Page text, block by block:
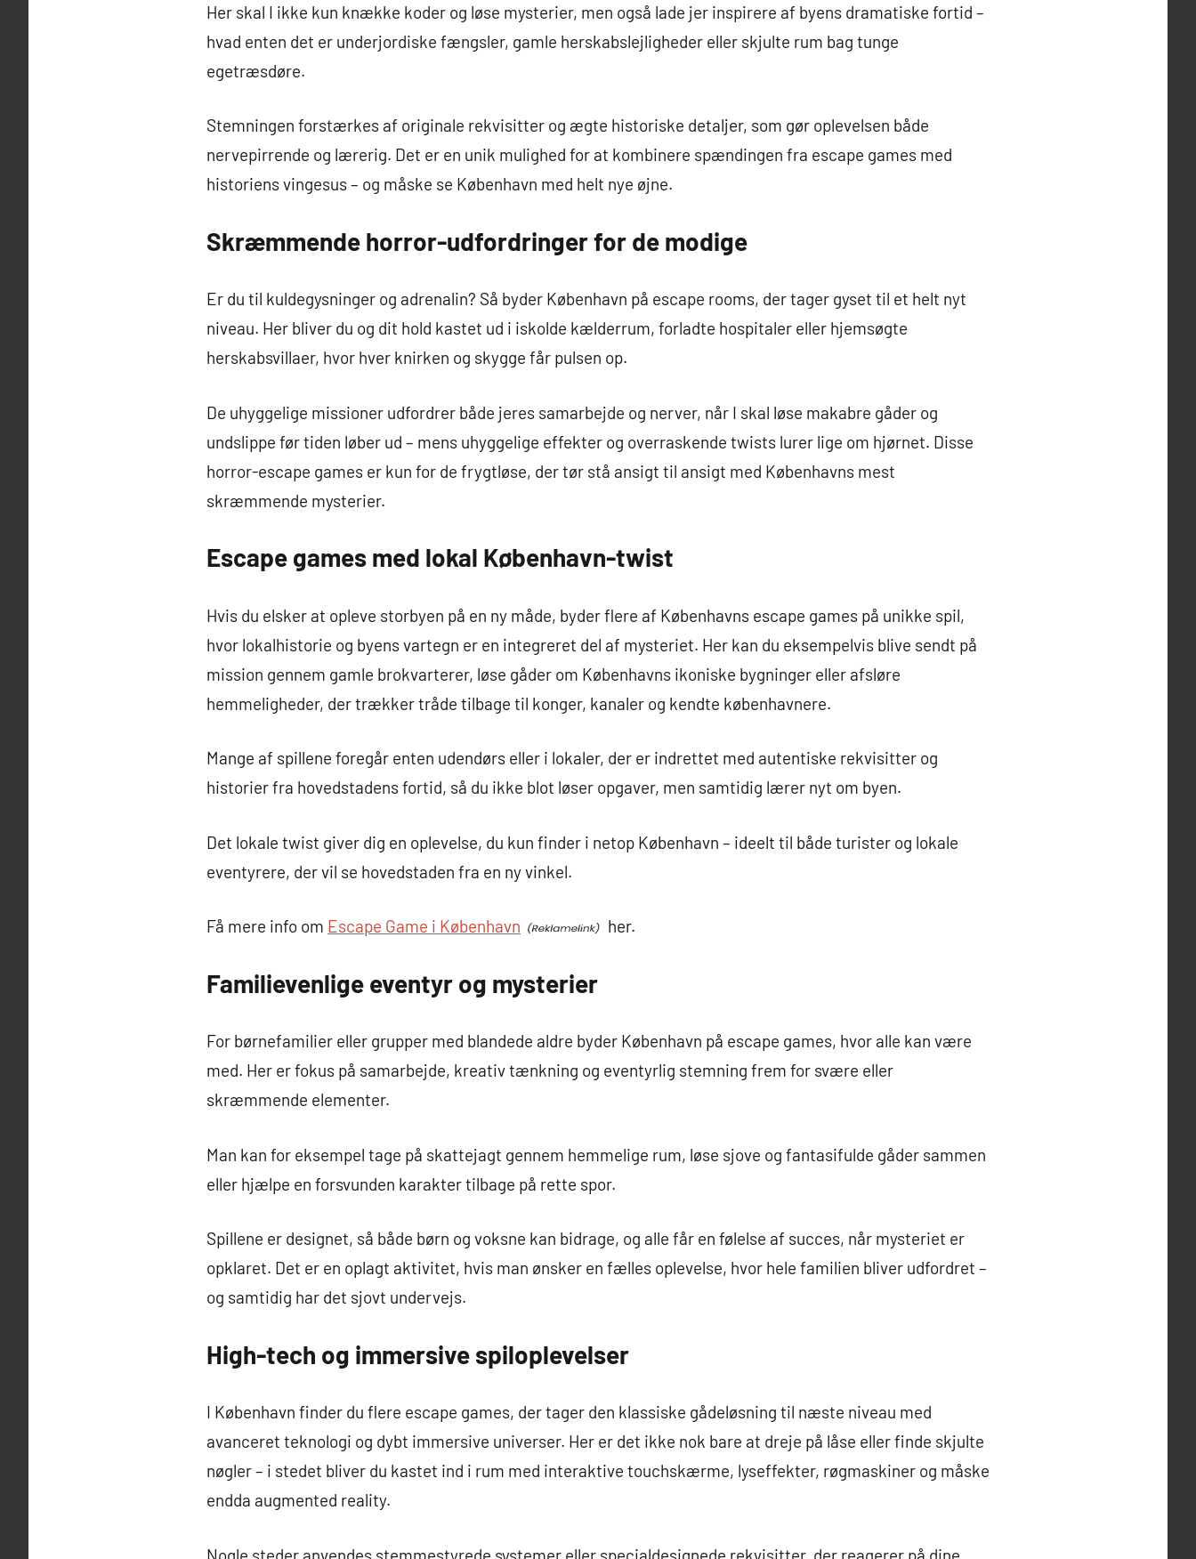
Her skal I ikke kun knække koder og løse mysterier, men også lade jer inspirere af byens dramatiske fortid –
hvad enten det er underjordiske fængsler, gamle herskabslejligheder eller skjulte rum bag tunge
egetræsdøre.
Stemningen forstærkes af originale rekvisitter og ægte historiske detaljer, som gør oplevelsen både
nervepirrende og lærerig. Det er en unik mulighed for at kombinere spændingen fra escape games med
historiens vingesus – og måske se København med helt nye øjne.
Skræmmende horror-udfordringer for de modige
Er du til kuldegysninger og adrenalin? Så byder København på escape rooms, der tager gyset til et helt nyt
niveau. Her bliver du og dit hold kastet ud i iskolde kælderrum, forladte hospitaler eller hjemsøgte
herskabsvillaer, hvor hver knirken og skygge får pulsen op.
De uhyggelige missioner udfordrer både jeres samarbejde og nerver, når I skal løse makabre gåder og
undslippe før tiden løber ud – mens uhyggelige effekter og overraskende twists lurer lige om hjørnet. Disse
horror-escape games er kun for de frygtløse, der tør stå ansigt til ansigt med Københavns mest
skræmmende mysterier.
Escape games med lokal København-twist
Hvis du elsker at opleve storbyen på en ny måde, byder flere af Københavns escape games på unikke spil,
hvor lokalhistorie og byens vartegn er en integreret del af mysteriet. Her kan du eksempelvis blive sendt på
mission gennem gamle brokvarterer, løse gåder om Københavns ikoniske bygninger eller afsløre
hemmeligheder, der trækker tråde tilbage til konger, kanaler og kendte københavnere.
Mange af spillene foregår enten udendørs eller i lokaler, der er indrettet med autentiske rekvisitter og
historier fra hovedstadens fortid, så du ikke blot løser opgaver, men samtidig lærer nyt om byen.
Det lokale twist giver dig en oplevelse, du kun finder i netop København – ideelt til både turister og lokale
eventyrere, der vil se hovedstaden fra en ny vinkel.
Få mere info om Escape Game i København her.
Familievenlige eventyr og mysterier
For børnefamilier eller grupper med blandede aldre byder København på escape games, hvor alle kan være
med. Her er fokus på samarbejde, kreativ tænkning og eventyrlig stemning frem for svære eller
skræmmende elementer.
Man kan for eksempel tage på skattejagt gennem hemmelige rum, løse sjove og fantasifulde gåder sammen
eller hjælpe en forsvunden karakter tilbage på rette spor.
Spillene er designet, så både børn og voksne kan bidrage, og alle får en følelse af succes, når mysteriet er
opklaret. Det er en oplagt aktivitet, hvis man ønsker en fælles oplevelse, hvor hele familien bliver udfordret –
og samtidig har det sjovt undervejs.
High-tech og immersive spiloplevelser
I København finder du flere escape games, der tager den klassiske gådeløsning til næste niveau med
avanceret teknologi og dybt immersive universer. Her er det ikke nok bare at dreje på låse eller finde skjulte
nøgler – i stedet bliver du kastet ind i rum med interaktive touchskærme, lyseffekter, røgmaskiner og måske
endda augmented reality.
Nogle steder anvendes stemmestyrede systemer eller specialdesignede rekvisitter, der reagerer på dine